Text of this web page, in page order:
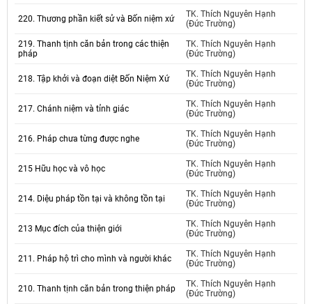
220. Thương phần kiết sử và Bốn niệm xứ
TK. Thích Nguyên Hạnh
(Đức Trường)
219. Thanh tịnh căn bản trong các thiện
pháp
TK. Thích Nguyên Hạnh
(Đức Trường)
218. Tập khởi và đoạn diệt Bốn Niệm Xứ
TK. Thích Nguyên Hạnh
(Đức Trường)
217. Chánh niệm và tỉnh giác
TK. Thích Nguyên Hạnh
(Đức Trường)
216. Pháp chưa từng được nghe
TK. Thích Nguyên Hạnh
(Đức Trường)
215 Hữu học và vô học
TK. Thích Nguyên Hạnh
(Đức Trường)
214. Diệu pháp tồn tại và không tồn tại
TK. Thích Nguyên Hạnh
(Đức Trường)
213 Mục đích của thiện giới
TK. Thích Nguyên Hạnh
(Đức Trường)
211. Pháp hộ trì cho mình và người khác
TK. Thích Nguyên Hạnh
(Đức Trường)
210. Thanh tịnh căn bản trong thiện pháp
TK. Thích Nguyên Hạnh
(Đức Trường)